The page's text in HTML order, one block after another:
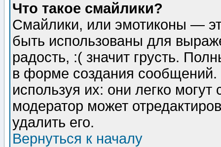
Что такое смайлики?
Смайлики, или эмотиконы —
быть использованы для
радость, :( значит грусть.
в форме создания сообщений.
используя их: они легко
модератор может
удалить его.
Вернуться к началу